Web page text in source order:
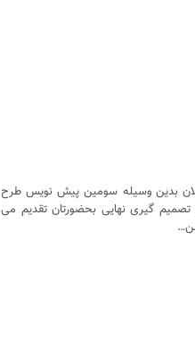
بدین وسیله سومین پیش نویس طرح
گیری نهایی بحضورتان تقدیم می